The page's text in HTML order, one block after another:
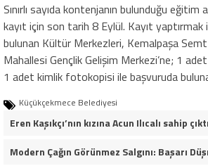
Sınırlı sayıda kontenjanın bulunduğu eğitim
kayıt için son tarih 8 Eylül. Kayıt
bulunan Kültür Merkezleri, Kemalpaşa
Mahallesi Gençlik Gelişim Merkezi’ne; 1
1 adet kimlik fotokopisi ile başvuruda
Küçükçekmece Belediyesi